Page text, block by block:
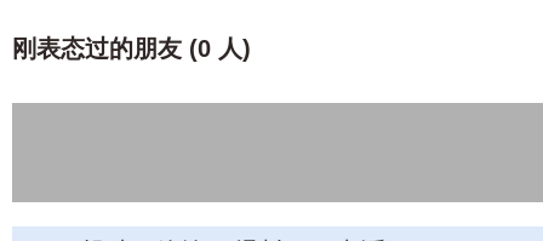
刚表态过的朋友 (0 人)